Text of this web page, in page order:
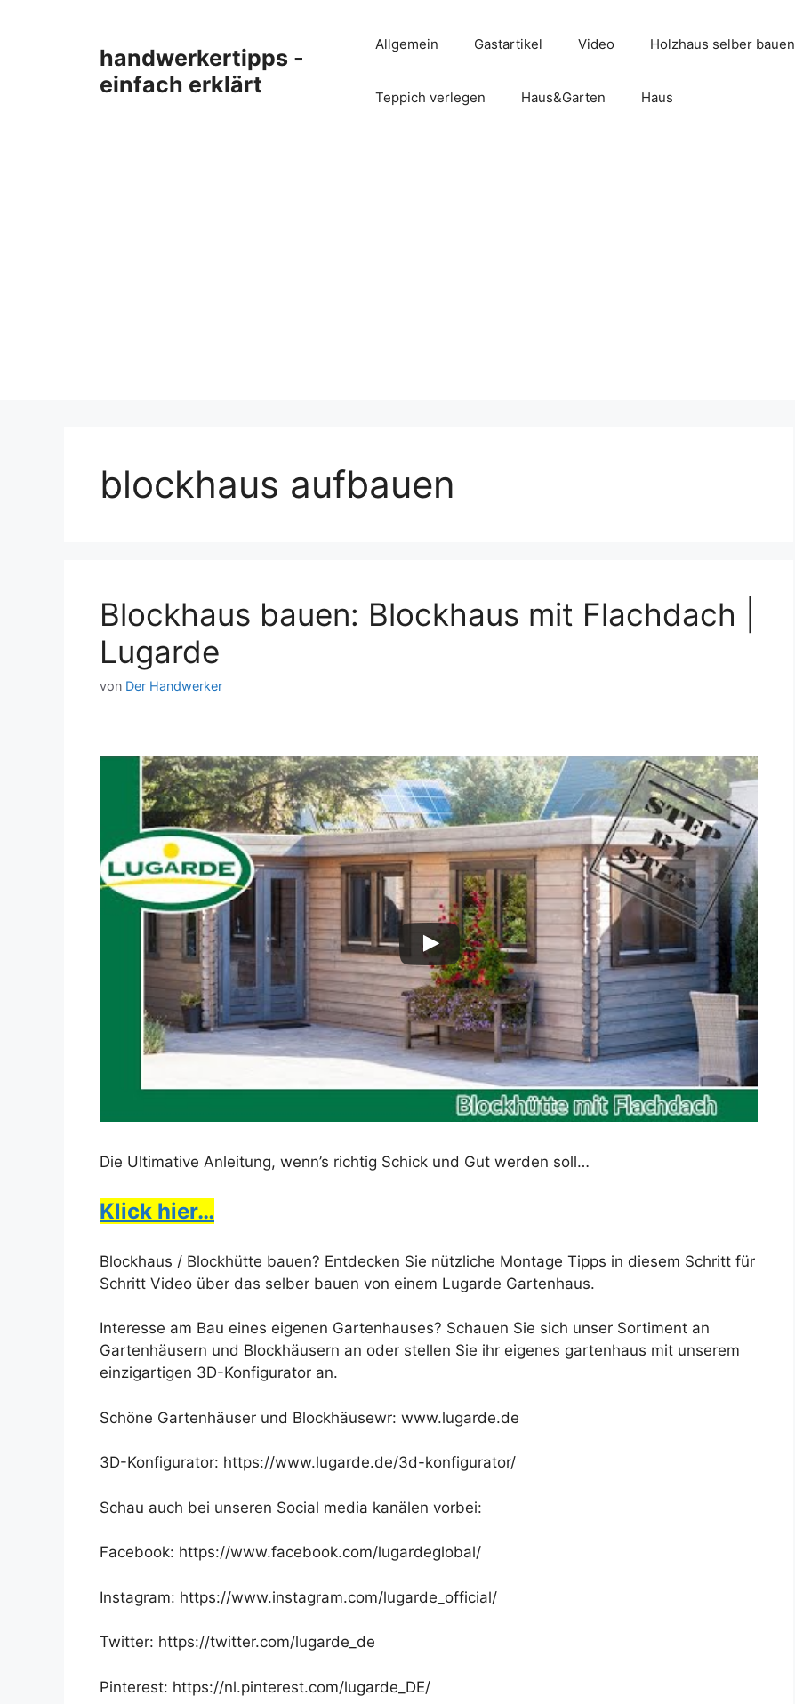
handwerkertipps -
einfach erklärt
Allgemein Gastartikel Video Holzhaus selber bauen
Teppich verlegen Haus&Garten Haus
blockhaus aufbauen
Blockhaus bauen: Blockhaus mit Flachdach |
Lugarde
von Der Handwerker
Dieses Video auf YouTube ansehen
Die Ultimative Anleitung, wenn’s richtig Schick und Gut werden soll…
Klick hier…
Blockhaus / Blockhütte bauen? Entdecken Sie nützliche Montage Tipps in diesem Schritt für
Schritt Video über das selber bauen von einem Lugarde Gartenhaus.
Interesse am Bau eines eigenen Gartenhauses? Schauen Sie sich unser Sortiment an
Gartenhäusern und Blockhäusern an oder stellen Sie ihr eigenes gartenhaus mit unserem
einzigartigen 3D-Konfigurator an.
Schöne Gartenhäuser und Blockhäusewr: www.lugarde.de
3D-Konfigurator: https://www.lugarde.de/3d-konfigurator/
Schau auch bei unseren Social media kanälen vorbei:
Facebook: https://www.facebook.com/lugardeglobal/
Instagram: https://www.instagram.com/lugarde_official/
Twitter: https://twitter.com/lugarde_de
Pinterest: https://nl.pinterest.com/lugarde_DE/